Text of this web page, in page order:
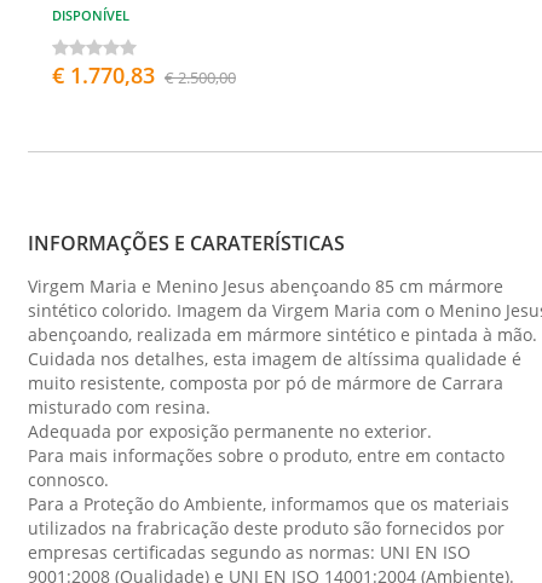
DISPONÍVEL
€ 1.770,83 € 2.500,00
INFORMAÇÕES E CARATERÍSTICAS
Virgem Maria e Menino Jesus abençoando 85 cm mármore
sintético colorido. Imagem da Virgem Maria com o Menino
abençoando, realizada em mármore sintético e pintada à mão.
Cuidada nos detalhes, esta imagem de altíssima qualidade é
muito resistente, composta por pó de mármore de Carrara
misturado com resina.
Adequada por exposição permanente no exterior.
Para mais informações sobre o produto, entre em contacto
connosco.
Para a Proteção do Ambiente, informamos que os materiais
utilizados na frabricação deste produto são fornecidos por
empresas certificadas segundo as normas: UNI EN ISO
9001:2008 (Qualidade) e UNI EN ISO 14001:2004 (Ambiente).